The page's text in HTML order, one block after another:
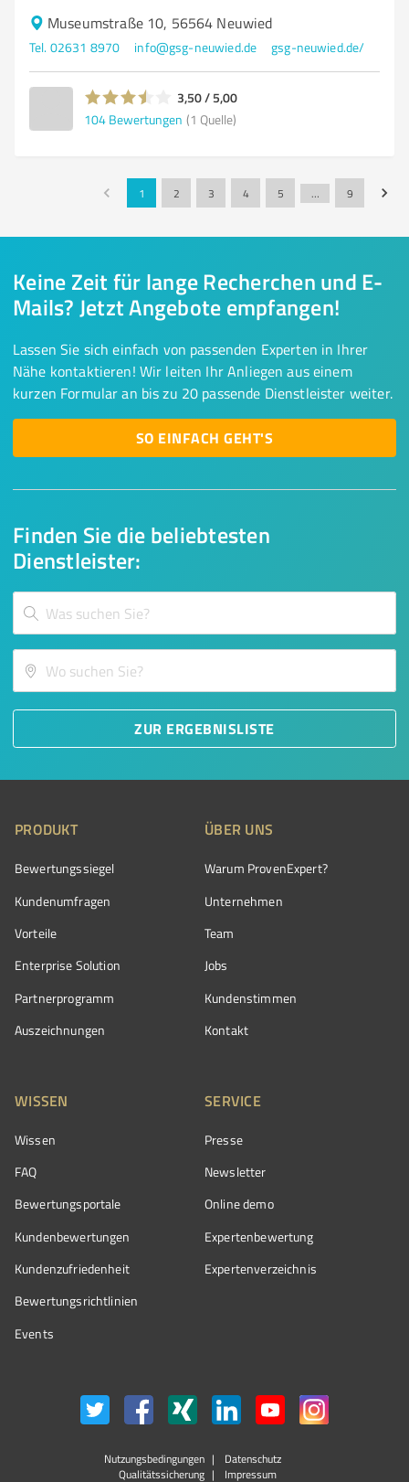
Museumstraße 10, 56564 Neuwied
Tel. 02631 8970 info@gsg-neuwied.de gsg-neuwied.de/
3,50 / 5,00
104 Bewertungen (1 Quelle)
1 2 3 4 5 … 9
Finden Sie die beliebtesten
Dienstleister:
ZUR ERGEBNISLISTE
Keine Zeit für lange Recherchen und E-
Mails? Jetzt Angebote empfangen!
Lassen Sie sich einfach von passenden Experten in Ihrer
Nähe kontaktieren! Wir leiten Ihr Anliegen aus einem
kurzen Formular an bis zu 20 passende Dienstleister weiter.
SO EINFACH GEHT'S
PRODUKT
Bewertungssiegel
Kundenumfragen
Vorteile
Enterprise Solution
Partnerprogramm
Auszeichnungen
ÜBER UNS
Warum ProvenExpert?
Unternehmen
Team
Jobs
Kundenstimmen
Kontakt
WISSEN
Wissen
FAQ
Bewertungsportale
Kundenbewertungen
Kundenzufriedenheit
Bewertungs­richtlinien
Events
SERVICE
Presse
Newsletter
Online demo
Expertenbewertung
Expertenverzeichnis
Nutzungsbedingungen
Datenschutz
Qualitätssicherung
Impressum